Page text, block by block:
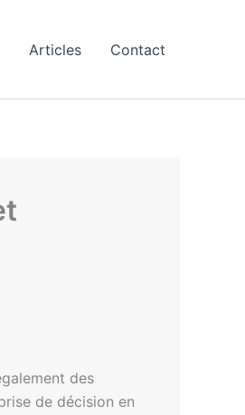
Articles Contact
des
de décision en